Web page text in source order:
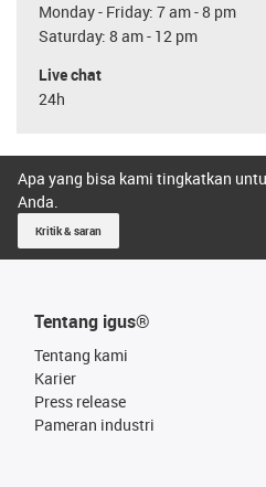
Monday - Friday: 7 am - 8 pm
Saturday: 8 am - 12 pm
Live chat
24h
Apa yang bisa kami tingkatkan
Anda.
Kritik & saran
Tentang igus®
Tentang kami
Karier
Press release
Pameran industri